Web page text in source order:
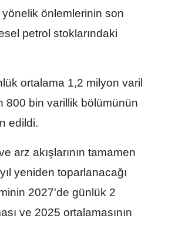
yönelik önlemlerinin son
petrol stoklarındaki
ortalama 1,2 milyon varil
800 bin varillik bölümünün
edildi.
arz akışlarının tamamen
yeniden toparlanacağı
2027'de günlük 2
ve 2025 ortalamasının